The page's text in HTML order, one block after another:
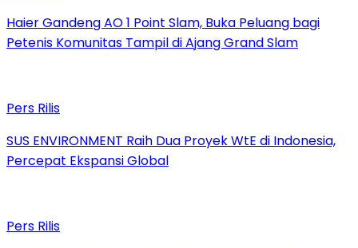
Haier Gandeng AO 1 Point Slam, Buka Peluang bagi
Petenis Komunitas Tampil di Ajang Grand Slam
Pers Rilis
SUS ENVIRONMENT Raih Dua Proyek WtE di Indonesia,
Percepat Ekspansi Global
Pers Rilis